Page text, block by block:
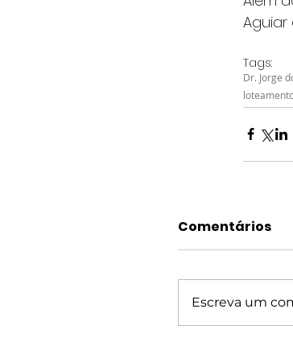
Aguiar
Tags:
Dr. Jorge
Comentários
Escreva um